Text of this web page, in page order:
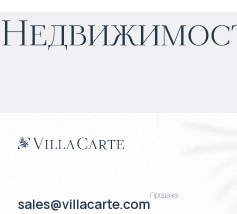
Прогнозируемый доход
6% годовых
sales@villacarte.com
Продажа